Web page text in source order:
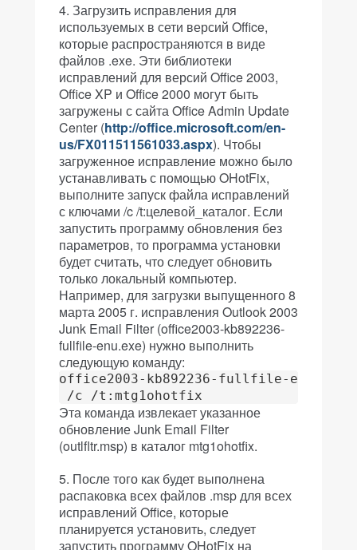
Загрузить исправления для
используемых в сети версий Office,
которые распространяются в виде
файлов .exe. Эти библиотеки
исправлений для версий Office 2003,
Office XP и Office 2000 могут быть
загружены с сайта Office Admin Update
Center (http://office.microsoft.com/en-
us/FX011511561033.aspx). Чтобы
загруженное исправление можно было
устанавливать с помощью OHotFix,
выполните запуск файла исправлений
с ключами /c /t:целевой_каталог. Если
запустить программу обновления без
параметров, то программа установки
будет считать, что следует обновить
только локальный компьютер.
Например, для загрузки выпущенного 8
марта 2005 г. исправления Outlook 2003
Junk Email Filter (office2003-kb892236-
fullfile-enu.exe) нужно выполнить
следующую команду:
office2003-kb892236-fullfile-enu.exe
Эта команда извлекает указанное
обновление Junk Email Filter
(outlfltr.msp) в каталог mtg1ohotfix.
После того как будет выполнена
распаковка всех файлов .msp для всех
исправлений Office, которые
планируется установить, следует
запустить программу OHotFix на